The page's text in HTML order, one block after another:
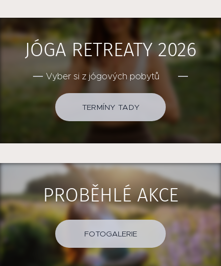
JÓGA RETREATY 2026
Vyber si z jógových pobytů ✨
TERMÍNY TADY
PROBĚHLÉ AKCE
FOTOGALERIE